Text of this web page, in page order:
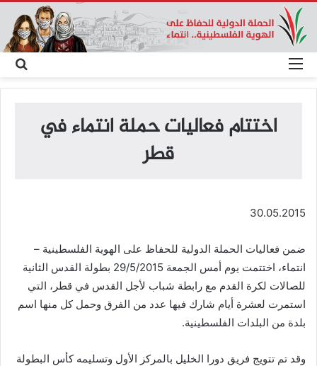
عن
القائمة
اختتام فعاليات حملة انتماء في
قطر
30.05.2015
ضمن فعاليات الحملة الدولية للحفاظ على الهوية الفلسطينية –
انتماء، اختتمت يوم أمس الجمعة 29/5/2015 بطولة القدس الثانية
للصالات لكرة القدم مع رابطة شباب لأجل القدس في قطر، التي
استمرت لعشرة أيام شارك فيها عدد من الفرق وحمل كل منها اسم
بلدة من البلدات الفلسطينية.
وقد تم تتويج فريق ‫‏دورا الخليل‬ بالمركز الأول وتسليمه كأس البطولة